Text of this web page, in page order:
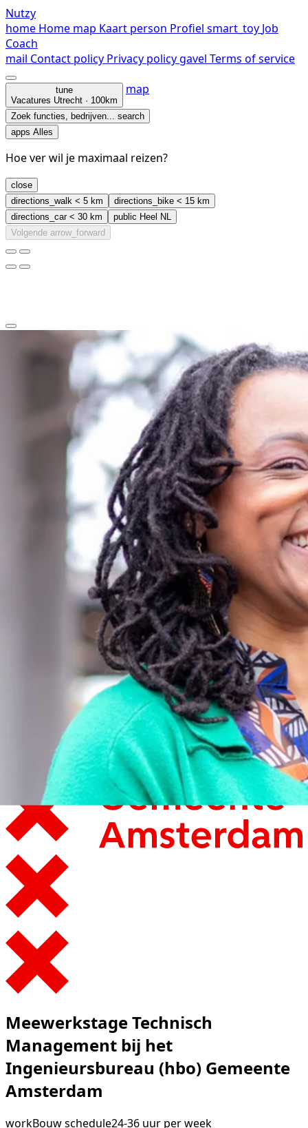
Nutzy
home Home map Kaart person Profiel smart_toy Job
Coach
mail Contact policy Privacy policygavel Terms of service
tune
Vacatures Utrecht · 100km
map
Zoek functies, bedrijven... search
apps Alles
Hoe ver wil je maximaal reizen?
close
directions_walk < 5 km directions_bike < 15 km
directions_car< 30 km public Heel NL
Volgende arrow_forward
arrow_back_ios_new
share
Meewerkstage Technisch
Management bij het
Ingenieursbureau (hbo) Gemeente
Amsterdam
workBouwschedule24-36 uur per week